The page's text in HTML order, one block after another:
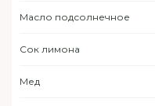
Масло подсолнечное
Сок лимона
Мед